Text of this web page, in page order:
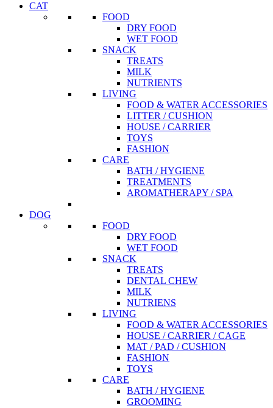
CAT
FOOD
DRY FOOD
WET FOOD
SNACK
TREATS
MILK
NUTRIENTS
LIVING
FOOD & WATER ACCESSORIES
LITTER / CUSHION
HOUSE / CARRIER
TOYS
FASHION
CARE
BATH / HYGIENE
TREATMENTS
AROMATHERAPY / SPA
DOG
FOOD
DRY FOOD
WET FOOD
SNACK
TREATS
DENTAL CHEW
MILK
NUTRIENS
LIVING
FOOD & WATER ACCESSORIES
HOUSE / CARRIER / CAGE
MAT / PAD / CUSHION
FASHION
TOYS
CARE
BATH / HYGIENE
GROOMING